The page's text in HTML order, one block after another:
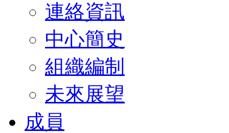
連絡資訊
中心簡史
組織編制
未來展望
成員